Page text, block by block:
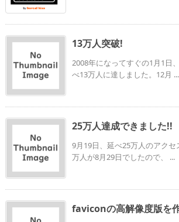
13万人突破!
2008年になってすぐの1月1日
べ13万人に達しました。12月 ...
25万人達成できました!!
9月19日、延べ25万人のアク
万人が8月29日でしたので、 ...
faviconの高解像度版を